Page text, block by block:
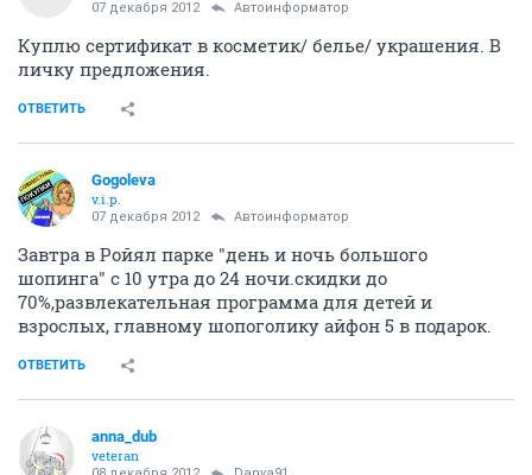
07 декабря 2012 Автоинформатор
Куплю сертификат в косметик/ белье/ украшения. В
личку предложения.
ОТВЕТИТЬ
Gogoleva
v.i.p.
07 декабря 2012 Автоинформатор
Завтра в Ройял парке "день и ночь большого
шопинга" с 10 утра до 24 ночи.скидки до
70%,развлекательная программа для детей и
взрослых, главному шопоголику айфон 5 в подарок.
ОТВЕТИТЬ
anna_dub
veteran